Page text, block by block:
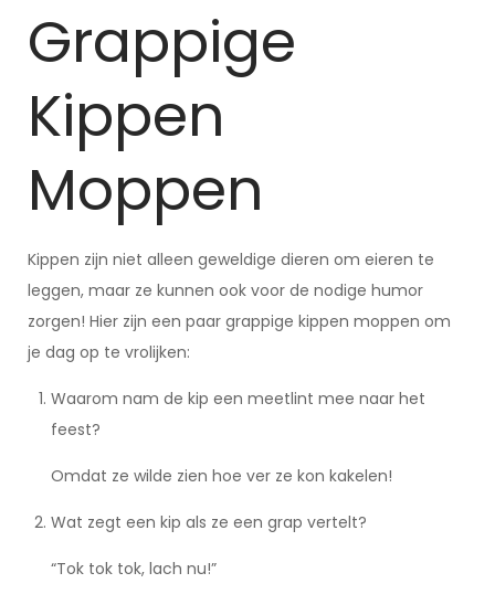
Grappige
Kippen
Moppen
Kippen zijn niet alleen geweldige dieren om eieren te
leggen, maar ze kunnen ook voor de nodige humor
zorgen! Hier zijn een paar grappige kippen moppen om
je dag op te vrolijken:
Waarom nam de kip een meetlint mee naar het
feest?
Omdat ze wilde zien hoe ver ze kon kakelen!
Wat zegt een kip als ze een grap vertelt?
“Tok tok tok, lach nu!”